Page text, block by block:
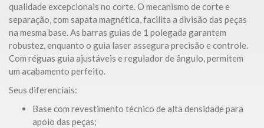
qualidade excepcionais no corte. O mecanismo de corte e
separação, com sapata magnética, facilita a divisão das peças
na mesma base. As barras guias de 1 polegada garantem
robustez, enquanto o guia laser assegura precisão e controle.
Com réguas guia ajustáveis e regulador de ângulo, permitem
um acabamento perfeito.
Seus diferenciais:
Base com revestimento técnico de alta densidade para
apoio das peças;